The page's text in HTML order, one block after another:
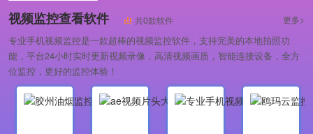
专业做婚礼策划的软件
视频监控查看软件 共0款软件 更多>
专业手机视频监控是一款超棒的视频监控软件，支持完美的本地拍照功
能，平台24小时实时更新视频录像，高清视频画质，智能连接设备，全方
位监控，更好的监控体验！